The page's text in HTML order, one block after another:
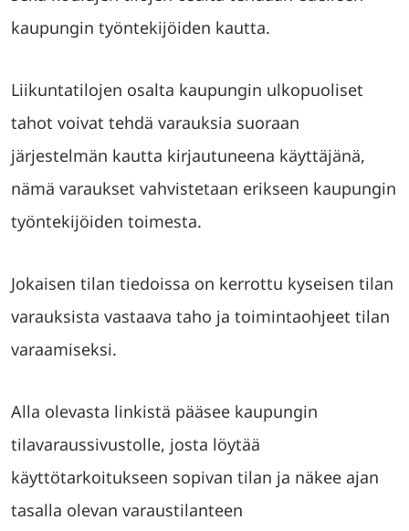
kaupungin työntekijöiden kautta.
Liikuntatilojen osalta kaupungin ulkopuoliset
tahot voivat tehdä varauksia suoraan
järjestelmän kautta kirjautuneena käyttäjänä,
nämä varaukset vahvistetaan erikseen kaupungin
työntekijöiden toimesta.
Jokaisen tilan tiedoissa on kerrottu kyseisen tilan
varauksista vastaava taho ja toimintaohjeet tilan
varaamiseksi.
Alla olevasta linkistä pääsee kaupungin
tilavaraussivustolle, josta löytää
käyttötarkoitukseen sopivan tilan ja näkee ajan
tasalla olevan varaustilanteen